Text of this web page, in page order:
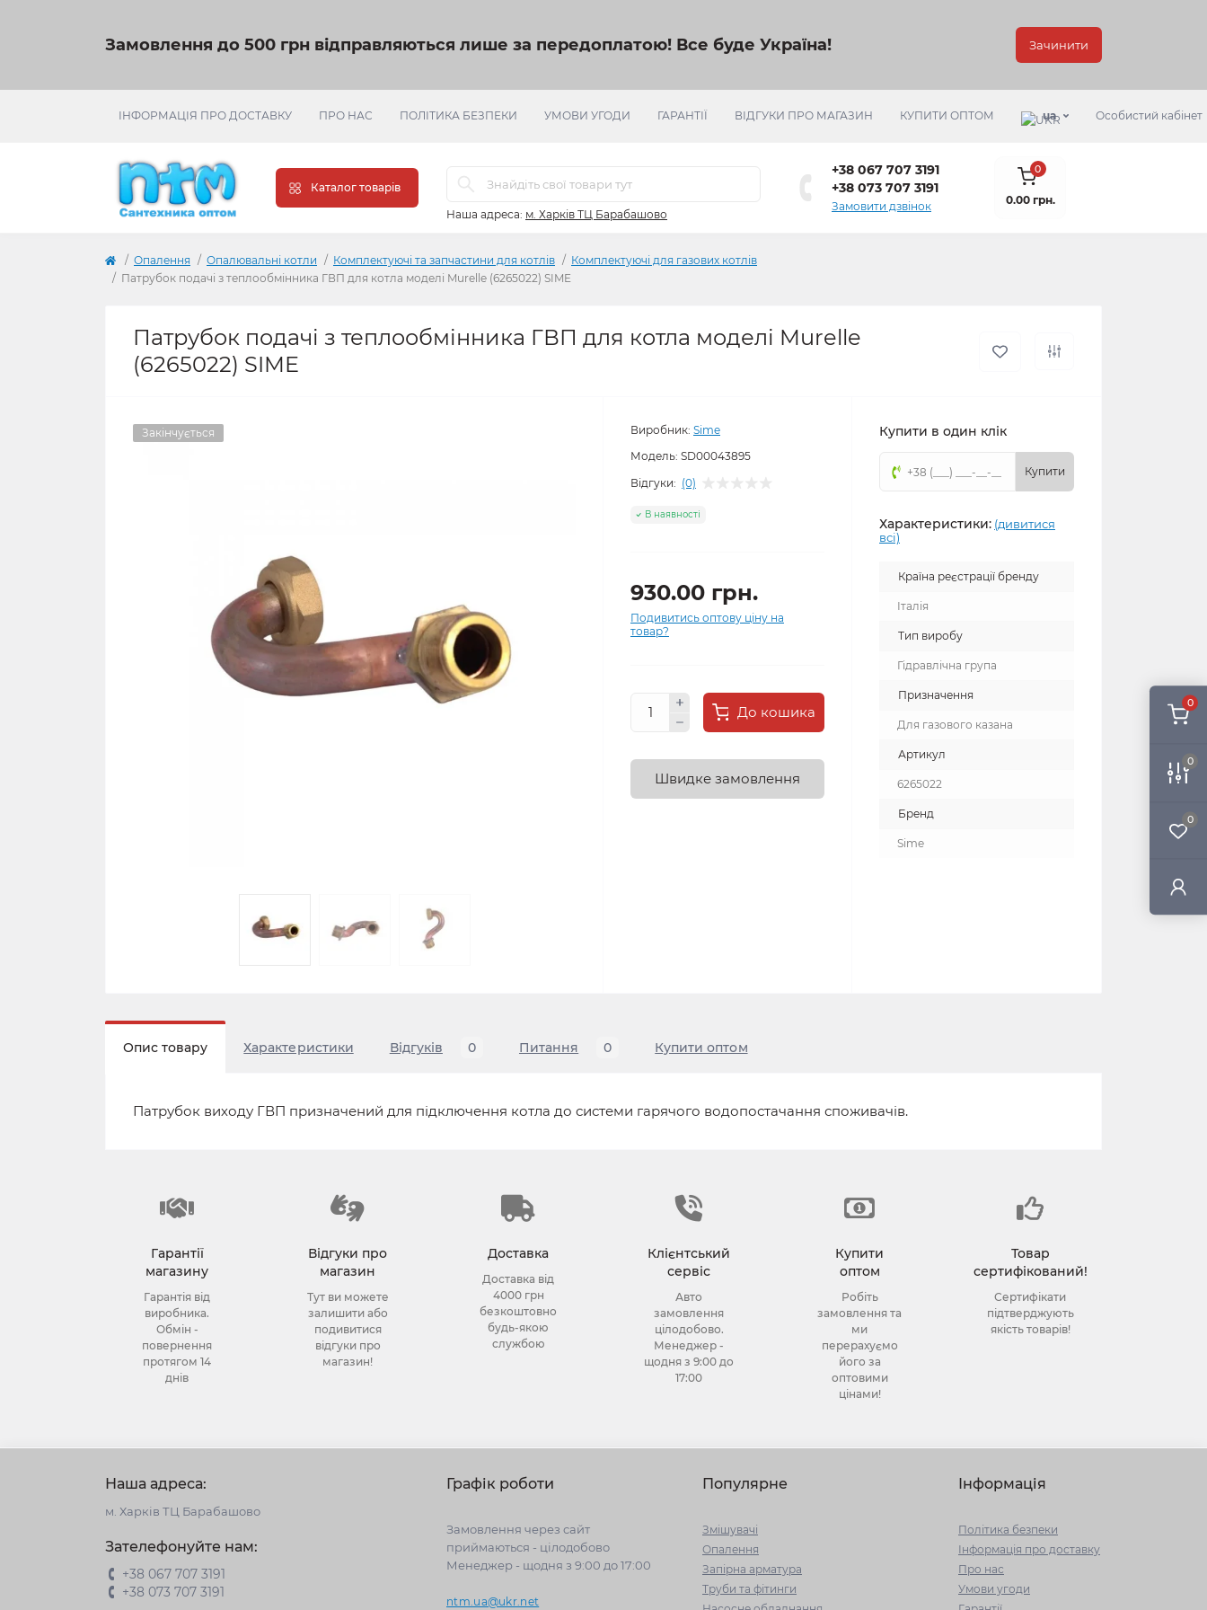
0
0
0
Замовлення до 500 грн відправляються лише за передоплатою! Все буде Україна! Зачинити
ІНФОРМАЦІЯ ПРО ДОСТАВКУ ПРО НАС ПОЛІТИКА БЕЗПЕКИ УМОВИ УГОДИ ГАРАНТІЇ ВІДГУКИ ПРО МАГАЗИН КУПИТИ ОПТОМ ua Особистий кабінет
Каталог товарів
Наша адреса: м. Харків ТЦ Барабашово
+38 067 707 3191
+38 073 707 3191
Замовити дзвінок
0
0.00 грн.
Опалення Опалювальні котли Комплектуючі та запчастини для котлів
Комплектуючі для газових котлів
Патрубок подачі з теплообмінника ГВП для котла моделі Murelle (6265022) SIME
Патрубок подачі з теплообмінника ГВП для котла моделі Murelle
(6265022) SIME
Закінчується Виробник: Sime
Модель: SD00043895
Відгуки: (0)
В наявності
930.00 грн.
Подивитись оптову ціну на
товар?
До кошика
Швидке замовлення
Купити в один клік
Купити
Характеристики: (дивитися
всі)
Країна реєстрації бренду
Італія
Тип виробу
Гідравлічна група
Призначення
Для газового казана
Артикул
6265022
Бренд
Sime
Опис товару Характеристики Відгуків 0 Питання 0 Купити оптом
Патрубок виходу ГВП призначений для підключення котла до системи гарячого водопостачання споживачів.
Гарантії
магазину
Гарантія від
виробника.
Обмін -
повернення
протягом 14
днів
Відгуки про
магазин
Тут ви можете
залишити або
подивитися
відгуки про
магазин!
Доставка
Доставка від
4000 грн
безкоштовно
будь-якою
службою
Клієнтський
сервіс
Авто
замовлення
цілодобово.
Менеджер -
щодня з 9:00 до
17:00
Купити
оптом
Робіть
замовлення та
ми
перерахуємо
його за
оптовими
цінами!
Товар
сертифікований!
Сертифікати
підтверджують
якість товарів!
Наша адреса:
м. Харків ТЦ Барабашово
Зателефонуйте нам:
+38 067 707 3191
+38 073 707 3191
Графік роботи
Замовлення через сайт
приймаються - цілодобово
Менеджер - щодня з 9:00 до 17:00
ntm.ua@ukr.net
Популярне
Змішувачі
Опалення
Запірна арматура
Труби та фітинги
Інформація
Політика безпеки
Інформація про доставку
Про нас
Умови угоди